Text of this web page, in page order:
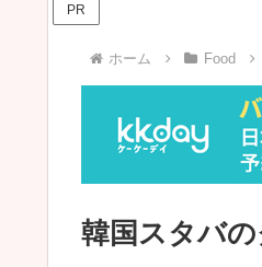
PR
ホーム Food
韓国スタバの